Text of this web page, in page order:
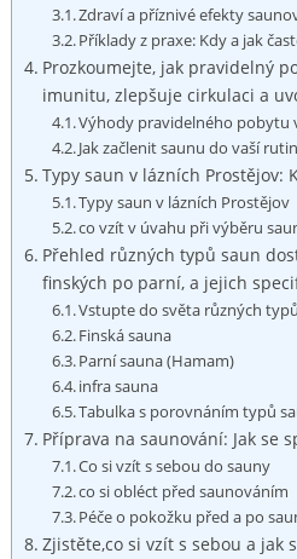
Zdraví a příznivé efekty
Příklady z praxe: Kdy a jak
Prozkoumejte, jak pravidelný
imunitu, zlepšuje cirkulaci a
Výhody pravidelného pobytu
Jak začlenit saunu do vaší
Typy saun v lázních Prostějov:
Typy saun v lázních Prostějov
co vzít v úvahu při výběru
Přehled různých typů saun
finských po parní, a jejich
Vstupte do světa různých
Finská sauna
Parní sauna (Hamam)
infra sauna
Tabulka s porovnáním typů
Příprava na saunování: Jak se
Co si vzít s sebou do sauny
co si obléct před saunováním
Péče o pokožku před a po
Zjistěte,co si vzít s sebou a jak